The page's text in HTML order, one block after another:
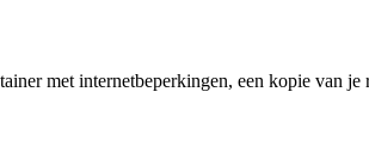
met internetbeperkingen, een kopie van